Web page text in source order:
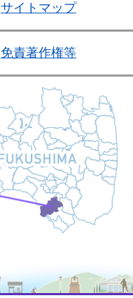
サイトマップ
免責著作権等